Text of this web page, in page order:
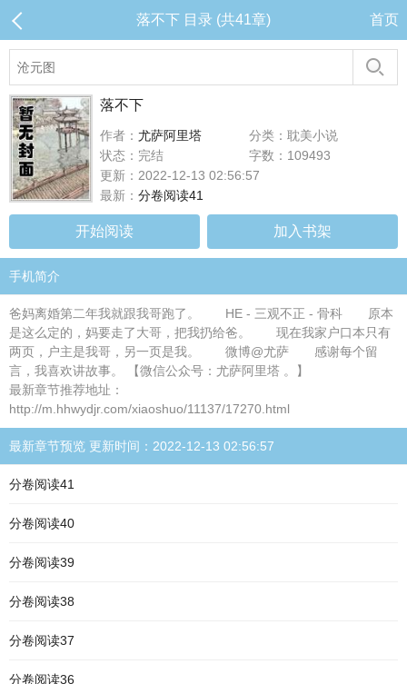
落不下 目录 (共41章) 首页
落不下
作者： 尤萨阿里塔
分类：耽美小说
状态：完结
字数：109493
更新：2022-12-13 02:56:57
最新： 分卷阅读41
开始阅读 加入书架
手机简介
爸妈离婚第二年我就跟我哥跑了。 HE - 三观不正 - 骨科 原本
是这么定的，妈要走了大哥，把我扔给爸。 现在我家户口本只有
两页，户主是我哥，另一页是我。 微博@尤萨 感谢每个留
言，我喜欢讲故事。 【微信公众号：尤萨阿里塔 。】
最新章节推荐地址：
http://m.hhwydjr.com/xiaoshuo/11137/17270.html
最新章节预览 更新时间：2022-12-13 02:56:57
分卷阅读41
分卷阅读40
分卷阅读39
分卷阅读38
分卷阅读37
分卷阅读36